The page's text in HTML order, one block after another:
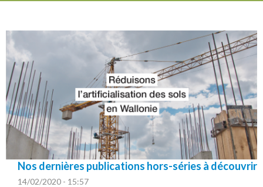
Nos dernières publications hors-séries à découvrir
14/02/2020 - 15:57